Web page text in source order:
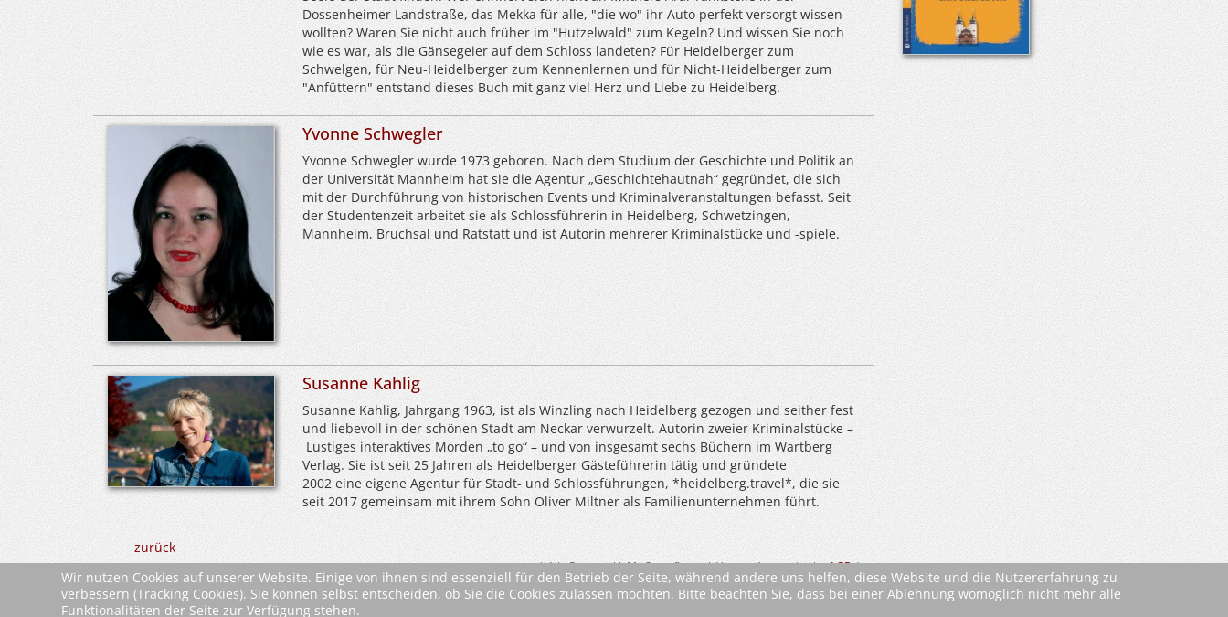
Dossenheimer Landstraße, das Mekka für alle, "die wo" ihr Auto perfekt versorgt wissen
wollten? Waren Sie nicht auch früher im "Hutzelwald" zum Kegeln? Und wissen Sie noch
wie es war, als die Gänsegeier auf dem Schloss landeten? Für Heidelberger zum
Schwelgen, für Neu-Heidelberger zum Kennenlernen und für Nicht-Heidelberger zum
"Anfüttern" entstand dieses Buch mit ganz viel Herz und Liebe zu Heidelberg.
Yvonne Schwegler
Yvonne Schwegler wurde 1973 geboren. Nach dem Studium der Geschichte und Politik an
der Universität Mannheim hat sie die Agentur „Geschichtehautnah“ gegründet, die sich
mit der Durchführung von historischen Events und Kriminalveranstaltungen befasst. Seit
der Studentenzeit arbeitet sie als Schlossführerin in Heidelberg, Schwetzingen,
Mannheim, Bruchsal und Ratstatt und ist Autorin mehrerer Kriminalstücke und -spiele.
Susanne Kahlig
Susanne Kahlig, Jahrgang 1963, ist als Winzling nach Heidelberg gezogen und seither fest
und liebevoll in der schönen Stadt am Neckar verwurzelt. Autorin zweier Kriminalstücke –
Lustiges interaktives Morden „to go“ – und von insgesamt sechs Büchern im Wartberg
Verlag. Sie ist seit 25 Jahren als Heidelberger Gästeführerin tätig und gründete
2002 eine eigene Agentur für Stadt- und Schlossführungen, *heidelberg.travel*, die sie
seit 2017 gemeinsam mit ihrem Sohn Oliver Miltner als Familienunternehmen führt.
zurück
* Alle Preise inkl. MwSt. ggfls. zzgl. Versandkosten (sieheAGBs)
Wir nutzen Cookies auf unserer Website. Einige von ihnen sind essenziell für den Betrieb der Seite, während andere uns helfen, diese Website und die Nutzererfahrung zu
verbessern (Tracking Cookies). Sie können selbst entscheiden, ob Sie die Cookies zulassen möchten. Bitte beachten Sie, dass bei einer Ablehnung womöglich nicht mehr alle
Funktionalitäten der Seite zur Verfügung stehen.